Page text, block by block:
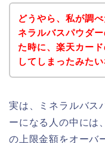
どうやら、私が調
ネラルバスパウダ
た時に、楽天カー
してしまったみた
実は、ミネラルバス
ーになる人の中には
の上限金額をオーバ